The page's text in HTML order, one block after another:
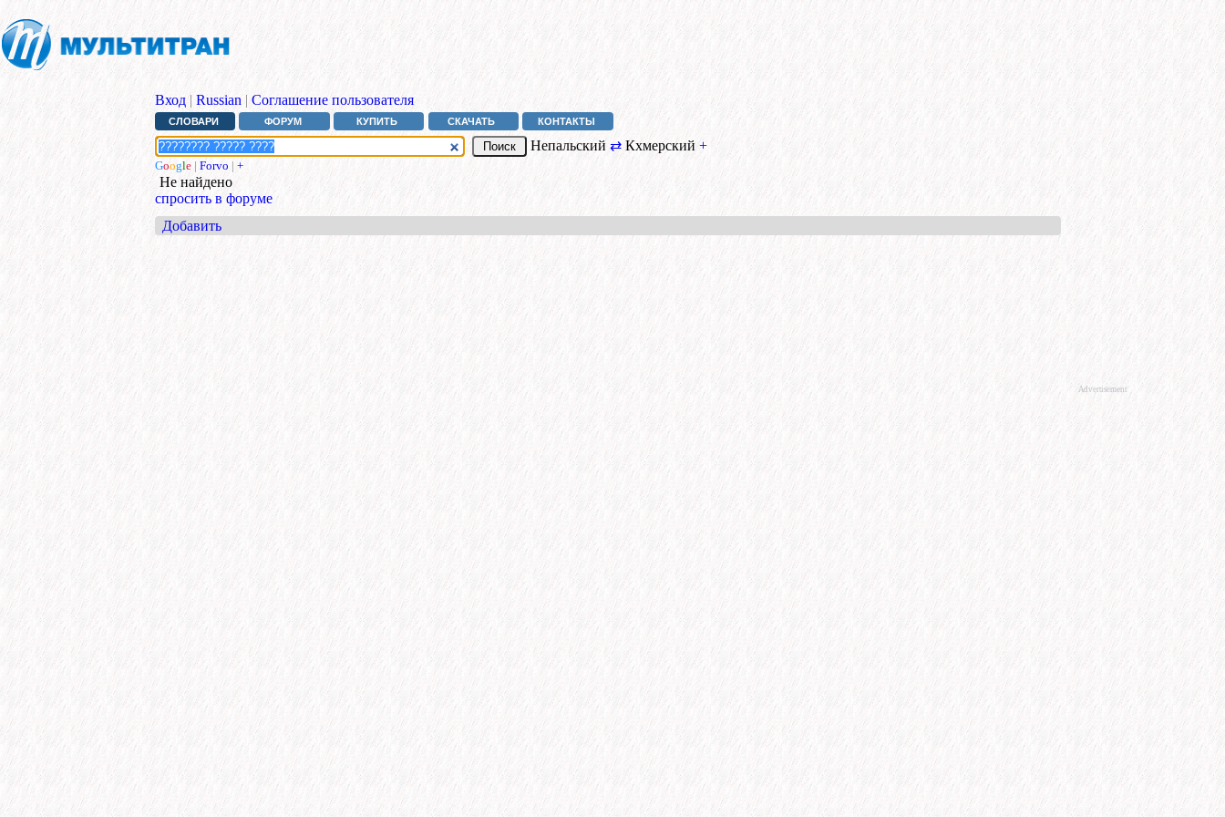
Вход | Russian | Соглашение пользователя
СЛОВАРИ ФОРУМ КУПИТЬ СКАЧАТЬ КОНТАКТЫ
Непальский⇄ Кхмерский +
Google | Forvo | +
Не найдено
спросить в форуме
Добавить
Advertisement